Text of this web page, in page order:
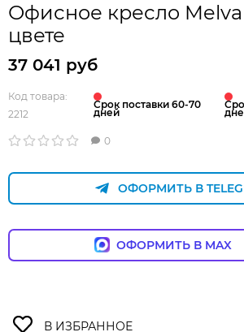
Офисное кресло
цвете
37 041 руб
Код товара:
2212
Срок поставки 60-70
дней
0
ОФОРМИТЬ В
ОФОРМИТЬ В